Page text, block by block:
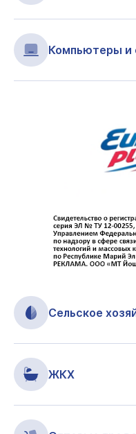
Компьютеры и
Сельское
ЖКХ